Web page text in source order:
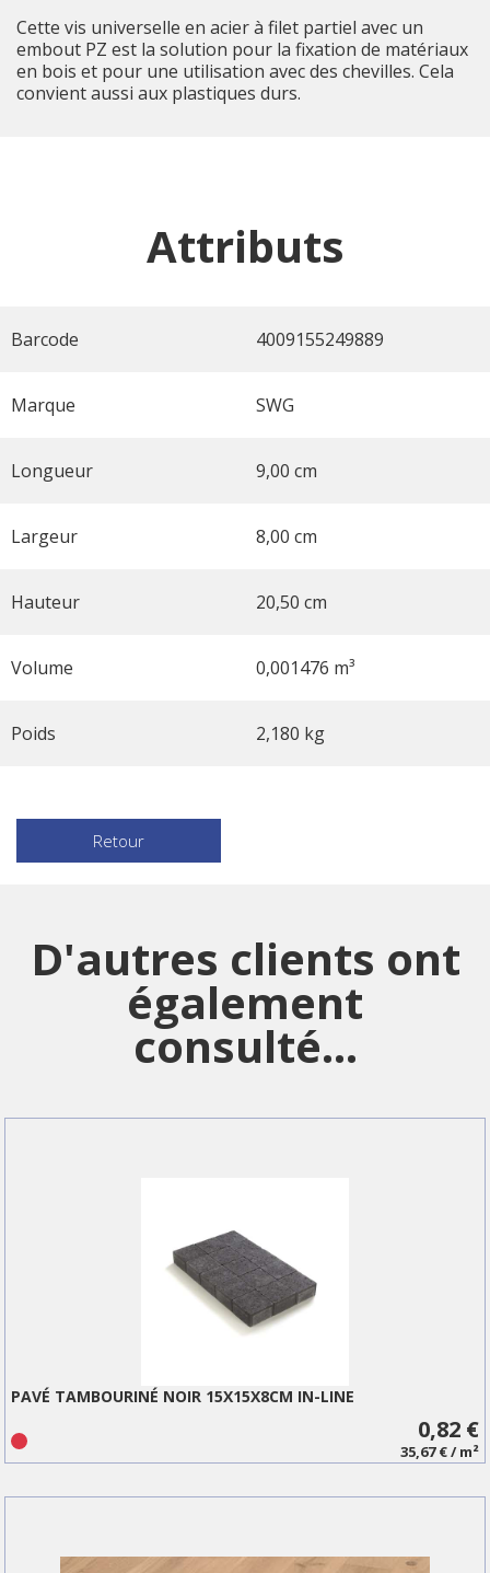
Cette vis universelle en acier à filet partiel avec un
embout PZ est la solution pour la fixation de matériaux
en bois et pour une utilisation avec des chevilles. Cela
convient aussi aux plastiques durs.
Attributs
Barcode 4009155249889
Marque SWG
Longueur 9,00 cm
Largeur 8,00 cm
Hauteur 20,50 cm
Volume 0,001476 m³
Poids 2,180 kg
Retour
D'autres clients ont
également
consulté...
PAVÉ TAMBOURINÉ NOIR 15X15X8CM IN-LINE
0,82 €
35,67 € / m²